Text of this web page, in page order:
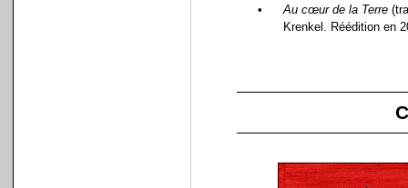
•
Au cœur de la Terre
Krenkel. Réédition en